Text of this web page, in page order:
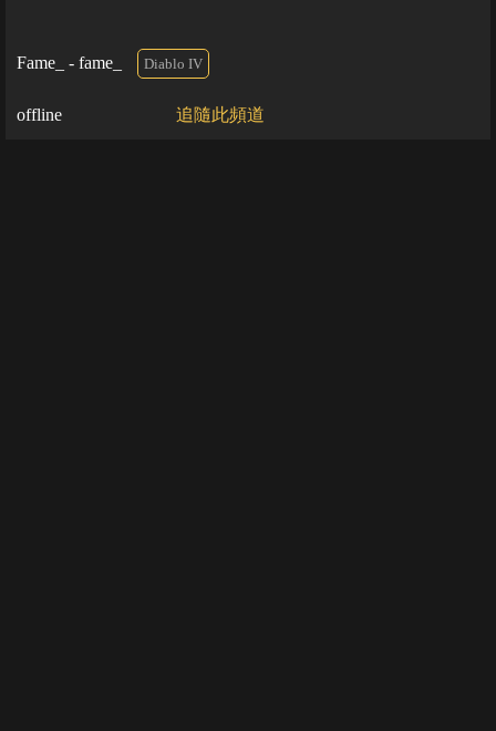
Fame_ - fame_ Diablo IV
offline 追隨此頻道